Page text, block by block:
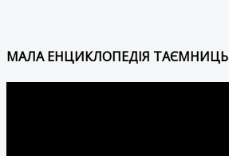
МАЛА ЕНЦИКЛОПЕДІЯ ТАЄМНИЦЬ